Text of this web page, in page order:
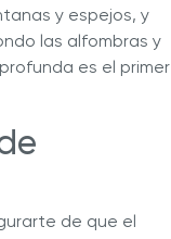
y espejos, y
las alfombras y
es el primer
de que el